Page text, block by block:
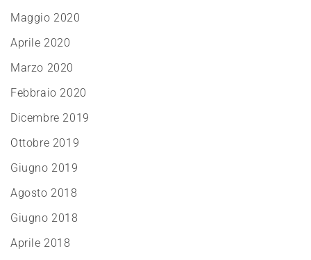
Maggio 2020
Aprile 2020
Marzo 2020
Febbraio 2020
Dicembre 2019
Ottobre 2019
Giugno 2019
Agosto 2018
Giugno 2018
Aprile 2018